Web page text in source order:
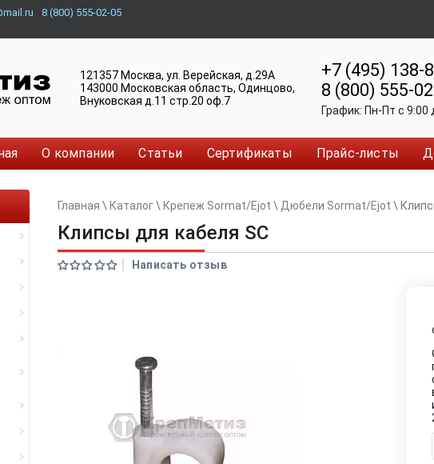
8 (800) 555-02-05
121357 Москва, ул. Верейская, д.29А
143000 Московская область, Одинцово,
Внуковская д.11 стр.20 оф.7
+7 (495) 138-
8 (800) 555-
График: Пн-Пт c 9:00
О компании Статьи Сертификаты Прайс-листы
Главная \ Каталог\ Крепеж Sormat/Ejot \ Дюбели Sormat/Ejot \
Клипсы для кабеля SC
Написать отзыв